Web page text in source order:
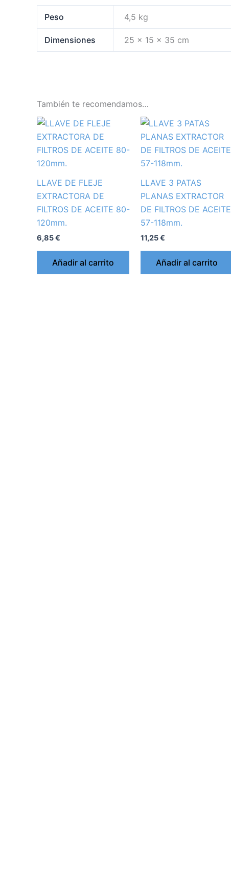
Peso 4,5 kg
Dimensiones 25 × 15 × 35 cm
También te recomendamos…
LLAVE DE FLEJE
EXTRACTORA DE
FILTROS DE ACEITE 80-
120mm.
6,85€
Añadir al carrito
LLAVE 3 PATAS
PLANAS EXTRACTOR
DE FILTROS DE ACEITE
57-118mm.
11,25€
Añadir al carrito